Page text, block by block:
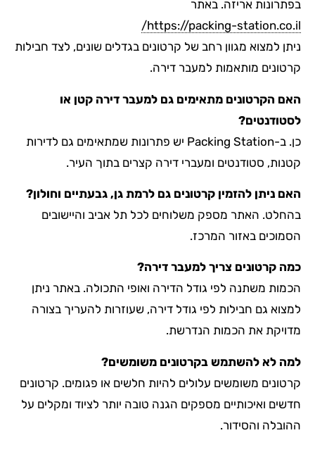
בפתרונות אריזה. באתר
https://packing-station.co.il/
ניתן למצוא מגוון רחב של קרטונים בגדלים שונים, לצד חבילות
קרטונים מותאמות למעבר דירה.
האם הקרטונים מתאימים גם למעבר דירה קטן או
לסטודנטים?
כן. ב-Packing Station יש פתרונות שמתאימים גם לדירות
קטנות, סטודנטים ומעברי דירה קצרים בתוך העיר.
האם ניתן להזמין קרטונים גם לרמת גן, גבעתיים וחולון?
בהחלט. האתר מספק משלוחים לכל תל אביב והיישובים
הסמוכים באזור המרכז.
כמה קרטונים צריך למעבר דירה?
הכמות משתנה לפי גודל הדירה ואופי התכולה. באתר ניתן
למצוא גם חבילות לפי גודל דירה, שעוזרות להעריך בצורה
מדויקת את הכמות הנדרשת.
למה לא להשתמש בקרטונים משומשים?
קרטונים משומשים עלולים להיות חלשים או פגומים. קרטונים
חדשים ואיכותיים מספקים הגנה טובה יותר לציוד ומקלים על
ההובלה והסידור.